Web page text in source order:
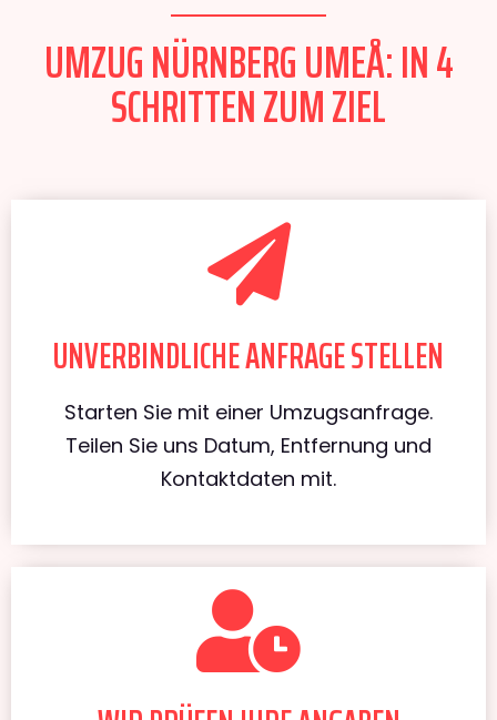
UMZUG NÜRNBERG UMEÅ: IN 4
SCHRITTEN ZUM ZIEL
UNVERBINDLICHE ANFRAGE STELLEN
Starten Sie mit einer Umzugsanfrage.
Teilen Sie uns Datum, Entfernung und
Kontaktdaten mit.